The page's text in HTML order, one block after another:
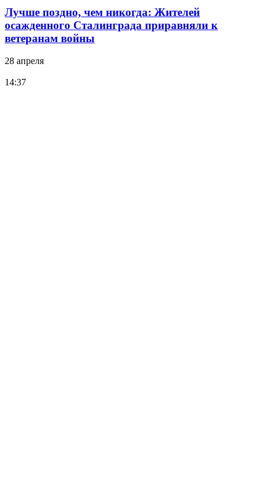
Лучше поздно, чем никогда: Жителей
осажденного Сталинграда приравняли к
ветеранам войны
28 апреля
14:37